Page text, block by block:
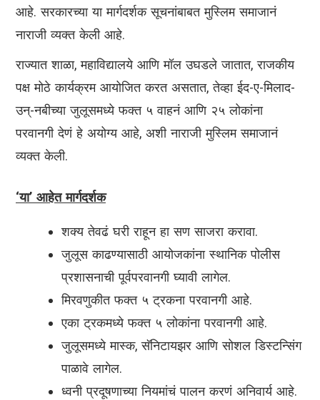
आहे. सरकारच्या या मार्गदर्शक सूचनांबाबत मुस्लिम समाजानं
नाराजी व्यक्त केली आहे.
राज्यात शाळा, महाविद्यालये आणि मॉल उघडले जातात, राजकीय
पक्ष मोठे कार्यक्रम आयोजित करत असतात, तेव्हा ईद-ए-मिलाद-
उन्-नबीच्या जुलूसमध्ये फक्त ५ वाहनं आणि २५ लोकांना
परवानगी देणं हे अयोग्य आहे, अशी नाराजी मुस्लिम समाजानं
व्यक्त केली.
‘या’ आहेत मार्गदर्शक
शक्य तेवढं घरी राहून हा सण साजरा करावा.
जुलूस काढण्यासाठी आयोजकांना स्थानिक पोलीस
प्रशासनाची पूर्वपरवानगी घ्यावी लागेल.
मिरवणुकीत फक्त ५ ट्रकना परवानगी आहे.
एका ट्रकमध्ये फक्त ५ लोकांना परवानगी आहे.
जुलूसमध्ये मास्क, सॅनिटायझर आणि सोशल डिस्टन्सिंग
पाळावे लागेल.
ध्वनी प्रदूषणाच्या नियमांचं पालन करणं अनिवार्य आहे.